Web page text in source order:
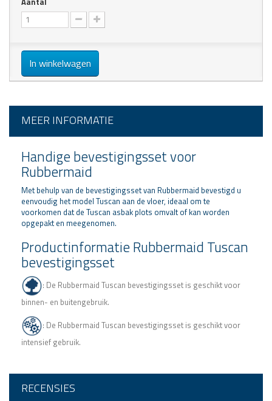
In winkelwagen
MEER INFORMATIE
Handige bevestigingsset voor
Rubbermaid
Met behulp van de bevestigingsset van Rubbermaid bevestigd u
eenvoudig het model Tuscan aan de vloer, ideaal om te
voorkomen dat de Tuscan asbak plots omvalt of kan worden
opgepakt en meegenomen.
Productinformatie Rubbermaid Tuscan
bevestigingsset
: De Rubbermaid Tuscan bevestigingsset is geschikt voor
binnen- en buitengebruik.
: De Rubbermaid Tuscan bevestigingsset is geschikt voor
intensief gebruik.
RECENSIES